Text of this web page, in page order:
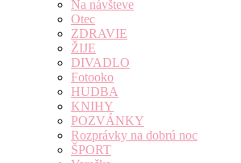
Na návšteve
Otec
ZDRAVIE
ŽIJE
DIVADLO
Fotooko
HUDBA
KNIHY
POZVÁNKY
Rozprávky na dobrú noc
ŠPORT